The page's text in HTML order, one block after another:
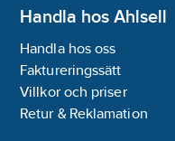
Handla hos Ahlsell
Handla hos oss
Faktureringssätt
Villkor och priser
Retur & Reklamation